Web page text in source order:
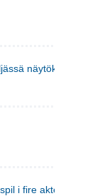
näytöksessä
i fire akter